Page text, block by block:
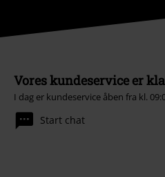
Vores kundeservice er
I dag er kundeservice åben fra kl.
Start chat